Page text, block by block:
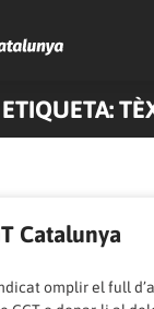
ETIQUETA:
Catalunya
omplir el full